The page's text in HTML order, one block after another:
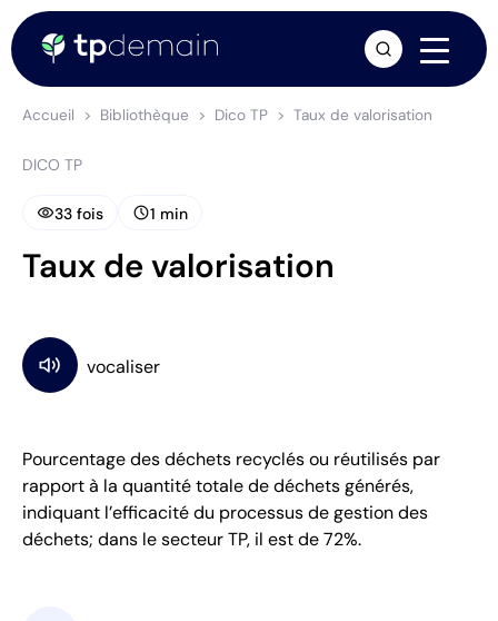
Accueil Bibliothèque Dico TP Taux de valorisation
DICO TP
visibility33 fois schedule1 min
Taux de valorisation
Pourcentage des déchets recyclés ou réutilisés par
rapport à la quantité totale de déchets générés,
indiquant l’efficacité du processus de gestion des
déchets; dans le secteur TP, il est de 72%.
arrow_forward